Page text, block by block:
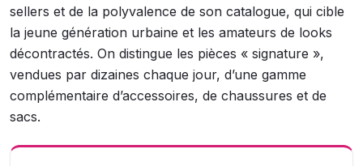
sellers et de la polyvalence de son catalogue, qui cible
la jeune génération urbaine et les amateurs de looks
décontractés. On distingue les pièces « signature »,
vendues par dizaines chaque jour, d’une gamme
complémentaire d’accessoires, de chaussures et de
sacs.